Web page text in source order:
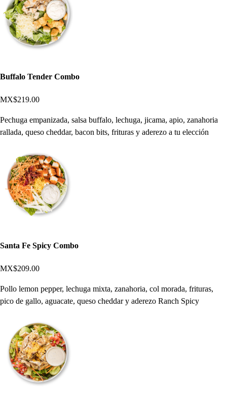
Buffalo Tender Combo
MX$219.00
Pechuga empanizada, salsa buffalo, lechuga, jicama, apio, zanahoria
rallada, queso cheddar, bacon bits, frituras y aderezo a tu elección
Santa Fe Spicy Combo
MX$209.00
Pollo lemon pepper, lechuga mixta, zanahoria, col morada, frituras,
pico de gallo, aguacate, queso cheddar y aderezo Ranch Spicy